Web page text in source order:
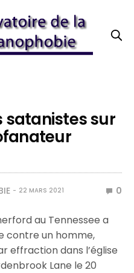
satanistes sur
22 MARS 2021 0
au Tennessee a
contre un homme,
effraction dans l’église
Lane le 20